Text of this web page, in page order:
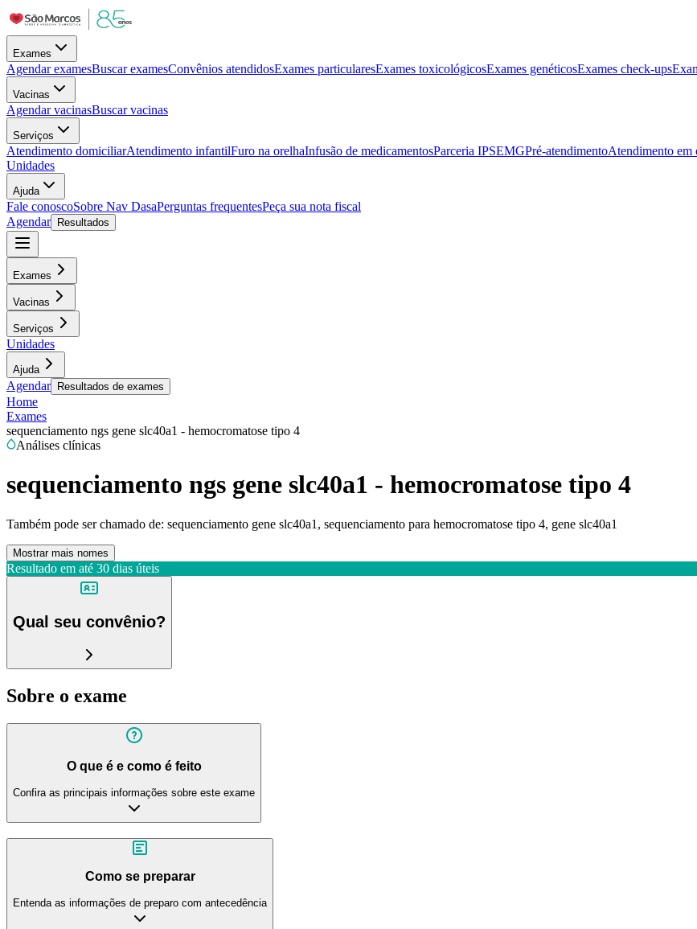
Exames
Agendar examesBuscar examesConvênios atendidosExames particularesExames toxicológicosExames genéticosExames check-ups
Vacinas
Agendar vacinasBuscar vacinas
Serviços
Atendimento domiciliarAtendimento infantilFuro na orelhaInfusão de medicamentosParceria IPSEMGPré-atendimentoAtendimento em
Unidades
Ajuda
Fale conoscoSobre Nav DasaPerguntas frequentesPeça sua nota fiscal
Agendar
Resultados
Exames
Vacinas
Serviços
Unidades
Ajuda
Agendar Resultados de exames
Home
Exames
sequenciamento ngs gene slc40a1 - hemocromatose tipo 4
Análises clínicas
sequenciamento ngs gene slc40a1 - hemocromatose tipo 4
Também pode ser chamado de: sequenciamento gene slc40a1, sequenciamento para hemocromatose tipo 4, gene slc40a1
Mostrar mais nomes
Resultado em até 30 dias úteis
Qual seu convênio?
Sobre o exame
O que é e como é feito
Confira as principais informações sobre este exame
Como se preparar
Entenda as informações de preparo com antecedência